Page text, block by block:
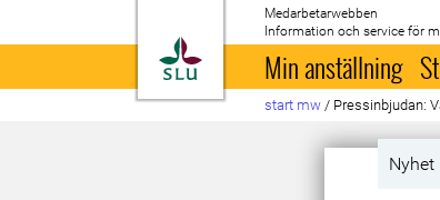
Till startsida
Medarbetarwebben
Information och service för
Min anställning
start mw / Pressinbjudan:
Nyhet